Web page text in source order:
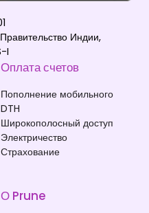
Индии,
I
Оплата счетов
Пополнение мобильного
DTH
Широкополосный доступ
Электричество
Страхование
О Prune